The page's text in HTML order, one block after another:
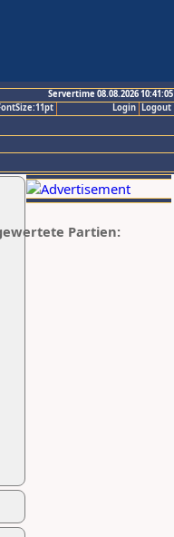
Servertime 08.08.2026 10:41:05
Logout
Login
Partien: